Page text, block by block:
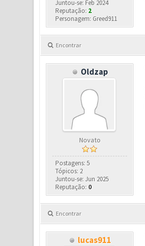
Juntou-se: Feb 2024
Reputação: 2
Personagem: Greed911
Encontrar
Oldzap
Novato
Postagens: 5
Tópicos: 2
Juntou-se: Jun 2025
Reputação: 0
Encontrar
lucas911